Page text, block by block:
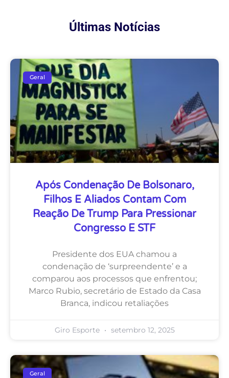
Últimas Notícias
Geral
Após Condenação De Bolsonaro,
Filhos E Aliados Contam Com
Reação De Trump Para Pressionar
Congresso E STF
Presidente dos EUA chamou a
condenação de ‘surpreendente’ e a
comparou aos processos que enfrentou;
Marco Rubio, secretário de Estado da Casa
Branca, indicou retaliações
Giro Esporte setembro 12, 2025
Geral